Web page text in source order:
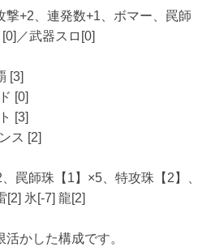
撃+2、連発数+1、ボマー、罠師
／武器スロ[0]
[3]
[0]
[3]
ス [2]
罠師珠【1】×5、特攻珠【2】
[2] 氷[-7] 龍[2]
かした構成です。